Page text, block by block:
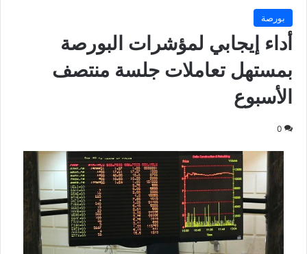
بورصة
أداء إيجابي لمؤشرات البورصة
بمستهل تعاملات جلسة منتصف
الأسبوع
0